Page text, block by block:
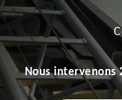
Nous intervenons